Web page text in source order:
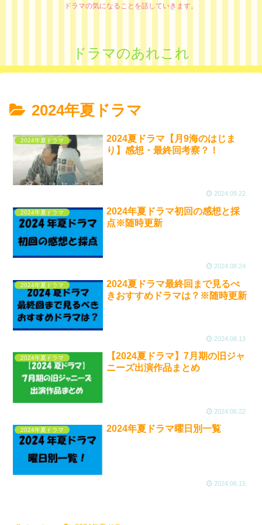
ドラマの気になることを話していきます。
ドラマのあれこれ
2024年夏ドラマ
2024年夏ドラマ
2024夏ドラマ【月9海のはじま
り】感想・最終回考察？！
2024.09.22
2024年夏ドラマ
2024年夏ドラマ初回の感想と採
点※随時更新
2024.08.24
2024年夏ドラマ
2024夏ドラマ最終回まで見るべ
きおすすめドラマは？※随時更新
2024.08.13
2024年夏ドラマ
【2024夏ドラマ】7月期の旧ジャ
ニーズ出演作品まとめ
2024.06.22
2024年夏ドラマ 2024年夏ドラマ曜日別一覧
2024.06.15